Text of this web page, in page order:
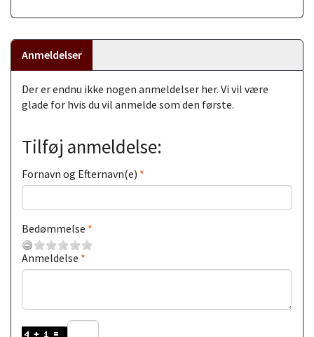
Anmeldelser
Der er endnu ikke nogen anmeldelser her. Vi vil være
glade for hvis du vil anmelde som den første.
Tilføj anmeldelse:
Fornavn og Efternavn(e)
Bedømmelse
Anmeldelse